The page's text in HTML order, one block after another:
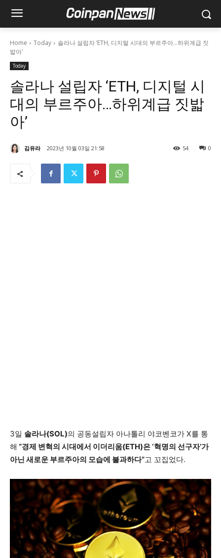
Home Today
솔라나 설립자 ‘ETH, 디지털 시대의 부르주아…하위계급 짓
밟아'
Today
솔라나 설립자 ‘ETH, 디지털 시
대의 부르주아…하위계급 짓밟
아’
김유라 2023년 10월 03일 21:58 0
54
3일 솔라나(SOL)의 공동설립자 아나톨리 야코벤코가 X를 통
해 “경제 변혁의 시대에서 이더리움(ETH)은 ‘혁명의 선구자’가
아닌 새로운 부르주아의 모습에 불과하다”고 꼬집었다.